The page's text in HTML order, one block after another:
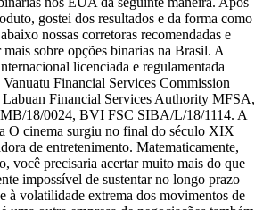
gostei dos resultados e da forma como
nossas corretoras recomendadas e
sobre opções binarias na Brasil. A
licenciada e regulamentada
Vanuatu Financial Services Commission
Financial Services Authority MFSA,
18/0024, BVI FSC SIBA/L/18/1114. A
O cinema surgiu no final do século XIX
de entretenimento. Matematicamente,
você precisaria acertar muito mais do que
impossível de sustentar no longo prazo
à volatilidade extrema dos movimentos de